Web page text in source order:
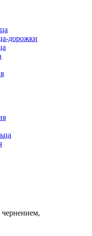
дорожки
чернением,